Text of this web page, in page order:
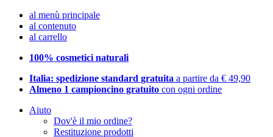
al menù principale
al contenuto
al carrello
100% cosmetici naturali
Italia: spedizione standard gratuita a partire da € 49,90
Almeno 1 campioncino gratuito con ogni ordine
Aiuto
Dov'è il mio ordine?
Restituzione prodotti